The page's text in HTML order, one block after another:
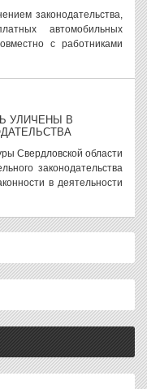
законодательства,
автомобильных
с работниками
УЛИЧЕНЫ В
Свердловской области
законодательства
в деятельности